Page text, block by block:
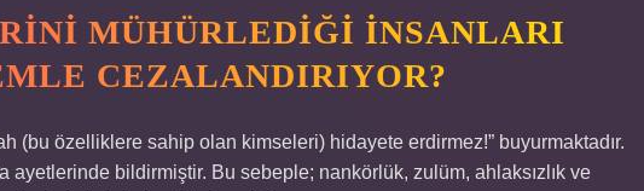
MÜHÜRLEDIĞI INSANLARI
CEZALANDIRIYOR?
(bu özelliklere sahip olan kimseleri) hidayete erdirmez!” buyurmaktadır.
ayetlerinde bildirmiştir. Bu sebeple; nankörlük, zulüm, ahlaksızlık ve